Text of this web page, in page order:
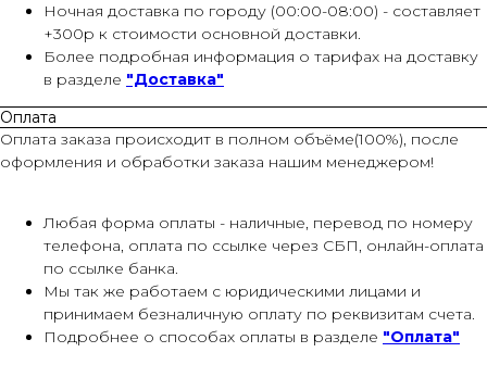
Ночная доставка по городу (00:00-08:00) - составляет
+300р к стоимости основной доставки.
Более подробная информация о тарифах на доставку
в разделе "Доставка"
Оплата
Оплата заказа происходит в полном объёме(100%), после
оформления и обработки заказа нашим менеджером!
Любая форма оплаты - наличные, перевод по номеру
телефона, оплата по ссылке через СБП, онлайн-оплата
по ссылке банка.
Мы так же работаем с юридическими лицами и
принимаем безналичную оплату по реквизитам счета.
Подробнее о способах оплаты в разделе "Оплата"